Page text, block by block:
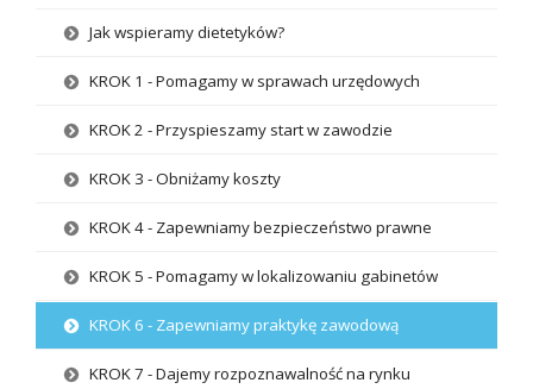
Jak wspieramy dietetyków?
KROK 1 - Pomagamy w sprawach urzędowych
KROK 2 - Przyspieszamy start w zawodzie
KROK 3 - Obniżamy koszty
KROK 4 - Zapewniamy bezpieczeństwo prawne
KROK 5 - Pomagamy w lokalizowaniu gabinetów
KROK 6 - Zapewniamy praktykę zawodową
KROK 7 - Dajemy rozpoznawalność na rynku